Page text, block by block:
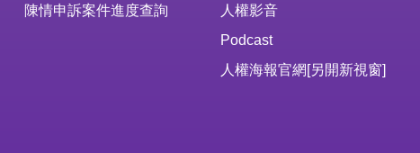
陳情申訴案件進度查詢
人權影音
Podcast
人權海報官網[另開新視窗]